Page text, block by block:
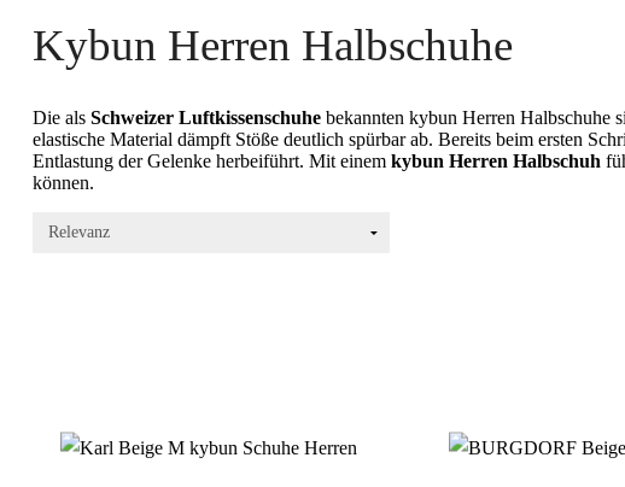
Kybun Herren Halbschuhe
Die als Schweizer Luftkissenschuhe bekannten kybun Herren Halbschuhe
elastische Material dämpft Stöße deutlich spürbar ab. Bereits beim ersten
Entlastung der Gelenke herbeiführt. Mit einem kybun Herren Halbschuh
können.